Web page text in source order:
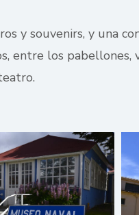
y souvenirs, y una
entre los pabellones,